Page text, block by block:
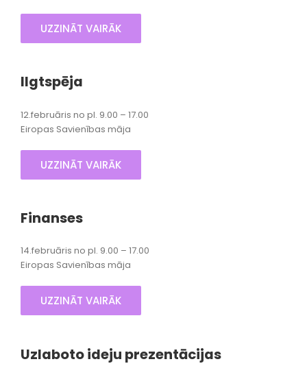
UZZINĀT VAIRĀK
Ilgtspēja
12.februāris no pl. 9.00 – 17.00
Eiropas Savienības māja
UZZINĀT VAIRĀK
Finanses
14.februāris no pl. 9.00 – 17.00
Eiropas Savienības māja
UZZINĀT VAIRĀK
Uzlaboto ideju prezentācijas